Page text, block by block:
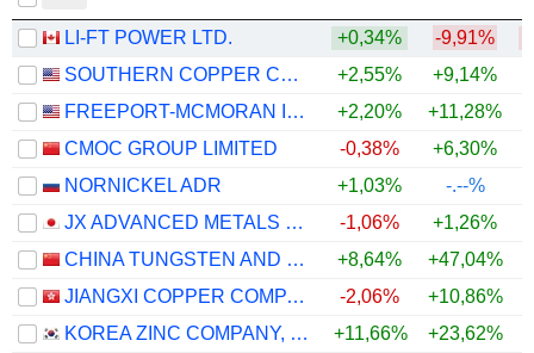
LI-FT POWER LTD.
+0,34% -9,91%
SOUTHERN COPPER CORPORATION
+2,55% +9,14%
FREEPORT-MCMORAN INC.
+2,20% +11,28%
CMOC GROUP LIMITED
-0,38% +6,30%
NORNICKEL ADR
+1,03%
-.--%
JX ADVANCED METALS CORPORATION
-1,06% +1,26%
CHINA TUNGSTEN AND HIGHTECH MATERIALS CO.,LTD
+8,64% +47,04%
JIANGXI COPPER COMPANY LIMITED
-2,06% +10,86%
KOREA ZINC COMPANY, LTD.
+11,66% +23,62%